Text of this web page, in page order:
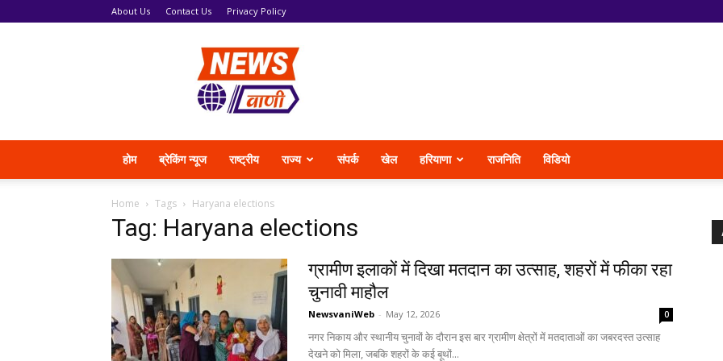
About Us Contact Us Privacy Policy
News
Vani
होम ब्रेकिंग न्यूज राष्ट्रीय राज्य संपर्क खेल हरियाणा राजनिति विडियो
Home Tags Haryana elections
Tag: Haryana elections
ग्रामीण इलाकों में दिखा मतदान का उत्साह, शहरों में फीका रहा
चुनावी माहौल
NewsvaniWeb - May 12, 2026 0
नगर निकाय और स्थानीय चुनावों के दौरान इस बार ग्रामीण क्षेत्रों में मतदाताओं का जबरदस्त उत्साह
देखने को मिला, जबकि शहरों के कई बूथों...